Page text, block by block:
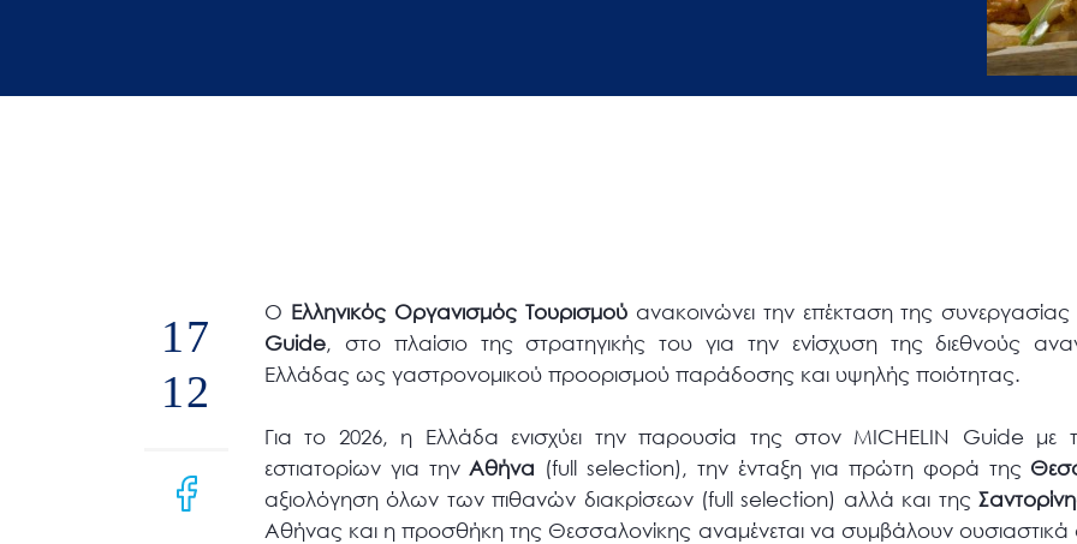
προβλήματα
17
12
Ο Ελληνικός Οργανισμός Τουρισμούανακοινώνει την επέκταση της συνεργασίας
Guide, στο πλαίσιο της στρατηγικής του για την ενίσχυση της διεθνούς
Ελλάδας ως γαστρονομικού προορισμού παράδοσης και υψηλής ποιότητας.
Για το 2026, η Ελλάδα ενισχύει την παρουσία της στον MICHELIN Guide με
εστιατορίων για την Αθήνα (full selection), την ένταξη για πρώτη φορά της
αξιολόγηση όλων των πιθανών διακρίσεων (full selection) αλλά και της
Αθήνας και η προσθήκη της Θεσσαλονίκης αναμένεται να συμβάλουν ουσιαστικά